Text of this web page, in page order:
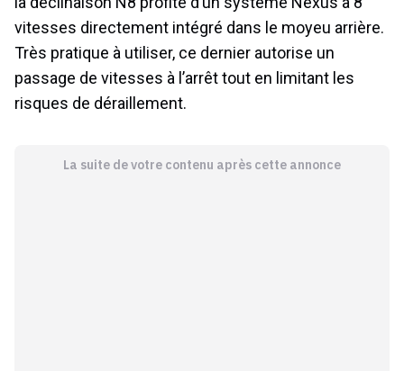
vitesses directement intégré dans le moyeu arrière.
Très pratique à utiliser, ce dernier autorise un
passage de vitesses à l’arrêt tout en limitant les
risques de déraillement.
La suite de votre contenu après cette annonce